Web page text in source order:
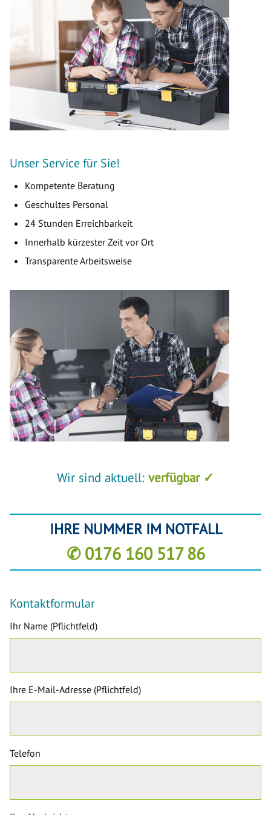
Unser Service für Sie!
Kompetente Beratung
Geschultes Personal
24 Stunden Erreichbarkeit
Innerhalb kürzester Zeit vor Ort
Transparente Arbeitsweise
Wir sind aktuell: verfügbar ✓
IHRE NUMMER IM NOTFALL
✆ 0176 160 517 86
Kontaktformular
Ihr Name (Pflichtfeld)
Ihre E-Mail-Adresse (Pflichtfeld)
Telefon